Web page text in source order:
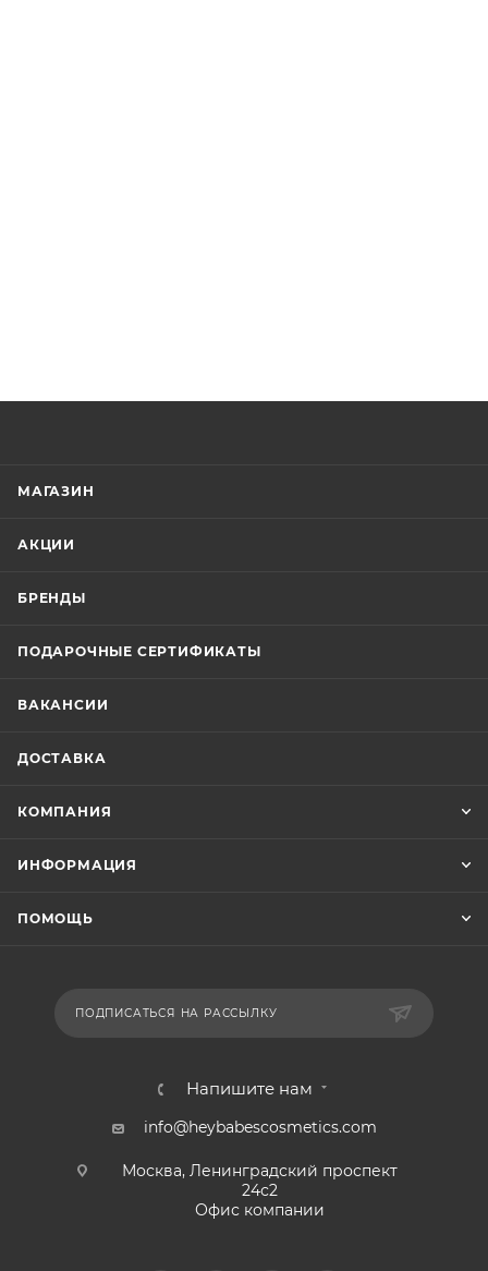
МАГАЗИН
АКЦИИ
БРЕНДЫ
ПОДАРОЧНЫЕ СЕРТИФИКАТЫ
ВАКАНСИИ
ДОСТАВКА
КОМПАНИЯ
ИНФОРМАЦИЯ
ПОМОЩЬ
ПОДПИСАТЬСЯ НА РАССЫЛКУ
Напишите нам
info@heybabescosmetics.com
Москва, Ленинградский проспект
24с2
Офис компании